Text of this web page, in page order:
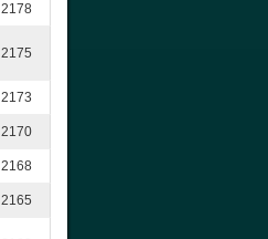
2178
2175
2173
2170
2168
2165